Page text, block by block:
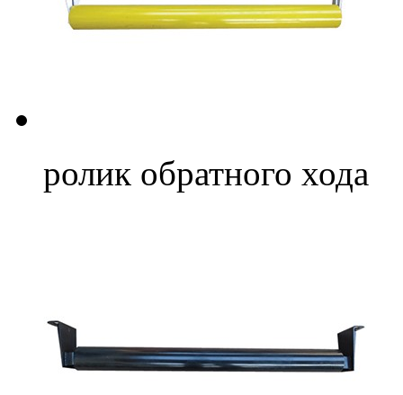
ролик обратного хода